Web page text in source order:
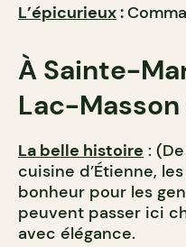
L’épicurieux:
À Sainte-
Lac-Masson
La belle histoire :
cuisine d’Étienne,
bonheur pour les
peuvent passer ici
avec élégance.